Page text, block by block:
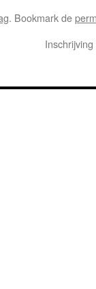
. Bookmark de